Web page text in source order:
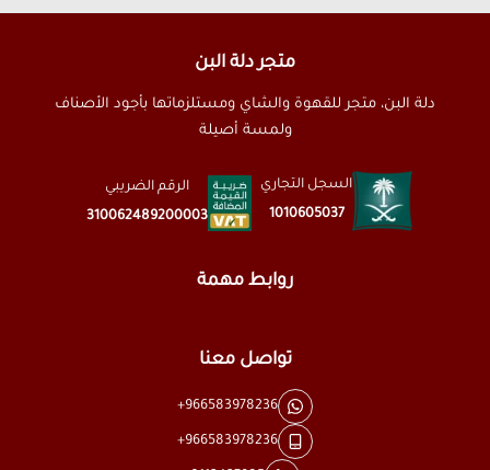
متجر دلة البن
دلة البن، متجر للقهوة والشاي ومستلزماتها بأجود الأصناف
ولمسة أصيلة
السجل التجاري
1010605037
الرقم الضريبي
310062489200003
روابط مهمة
تواصل معنا
+966583978236
+966583978236